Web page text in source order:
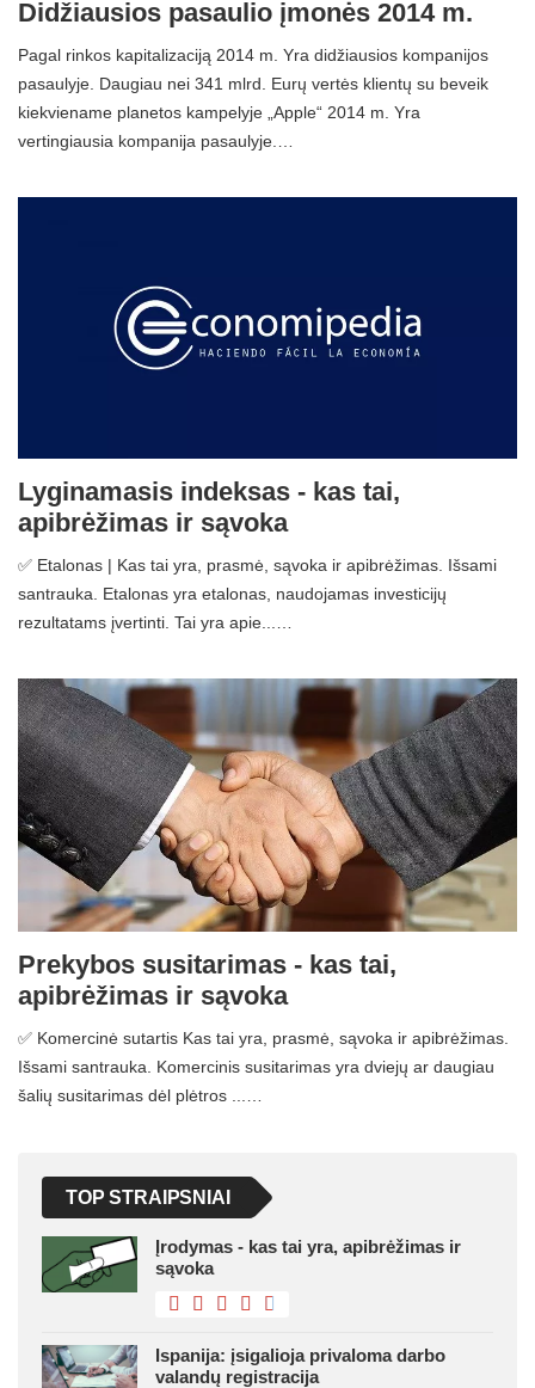
Didžiausios pasaulio įmonės 2014 m.
Pagal rinkos kapitalizaciją 2014 m. Yra didžiausios kompanijos
pasaulyje. Daugiau nei 341 mlrd. Eurų vertės klientų su beveik
kiekviename planetos kampelyje „Apple“ 2014 m. Yra
vertingiausia kompanija pasaulyje.…
Lyginamasis indeksas - kas tai,
apibrėžimas ir sąvoka
✅ Etalonas | Kas tai yra, prasmė, sąvoka ir apibrėžimas. Išsami
santrauka. Etalonas yra etalonas, naudojamas investicijų
rezultatams įvertinti. Tai yra apie...…
Prekybos susitarimas - kas tai,
apibrėžimas ir sąvoka
✅ Komercinė sutartis Kas tai yra, prasmė, sąvoka ir apibrėžimas.
Išsami santrauka. Komercinis susitarimas yra dviejų ar daugiau
šalių susitarimas dėl plėtros ...…
TOP STRAIPSNIAI
Įrodymas - kas tai yra, apibrėžimas ir
sąvoka
Ispanija: įsigalioja privaloma darbo
valandų registracija